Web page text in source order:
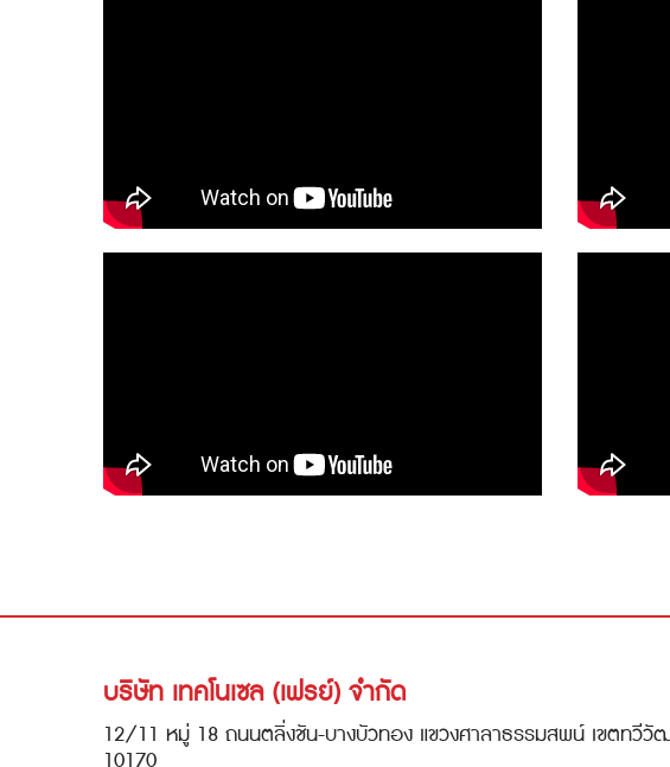
บริษัท เทคโนเซล (เฟรย์) จำกัด
12/11 หมู่ 18 ถนนตลิ่งชัน-บางบัวทอง แขวงศาลาธรรมสพน์ เขตทวีวั
10170